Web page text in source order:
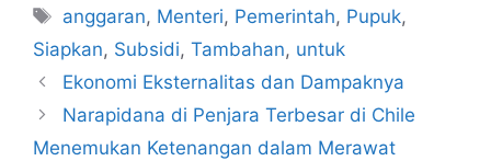
Tag
anggaran, Menteri, Pemerintah, Pupuk,
Siapkan, Subsidi, Tambahan, untuk
Ekonomi Eksternalitas dan Dampaknya
Narapidana di Penjara Terbesar di Chile
Menemukan Ketenangan dalam Merawat